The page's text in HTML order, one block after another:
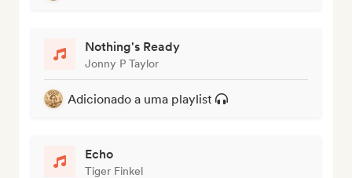
Nothing's Ready
Jonny P Taylor
Adicionado a uma playlist
Echo
Tiger Finkel